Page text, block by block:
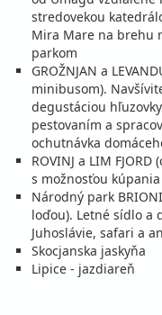
05.09. - 12.09.26
polpenzia vlastná
09.09. - 14.09.26
polpenzia vlastná
12.09. - 19.09.26
polpenzia vlastná
stredovekou
Mira Mare na brehu
parkom
GROŽNJAN a
minibusom).
degustáciou
pestovaním a
ochutnávka
ROVINJ a LIM
s možnosťou kúpania
Národný park
loďou). Letné sídlo a
Juhoslávie, safari a
Skocjanska jaskyňa
Lipice - jazdiareň